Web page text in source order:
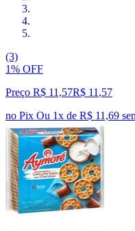
(3)
1% OFF
Preço R$ 11,57R$ 11 ,57
no Pix Ou 1x de R$ 11,69